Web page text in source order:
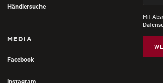
Händlersuche
MEDIA
Facebook
Mit